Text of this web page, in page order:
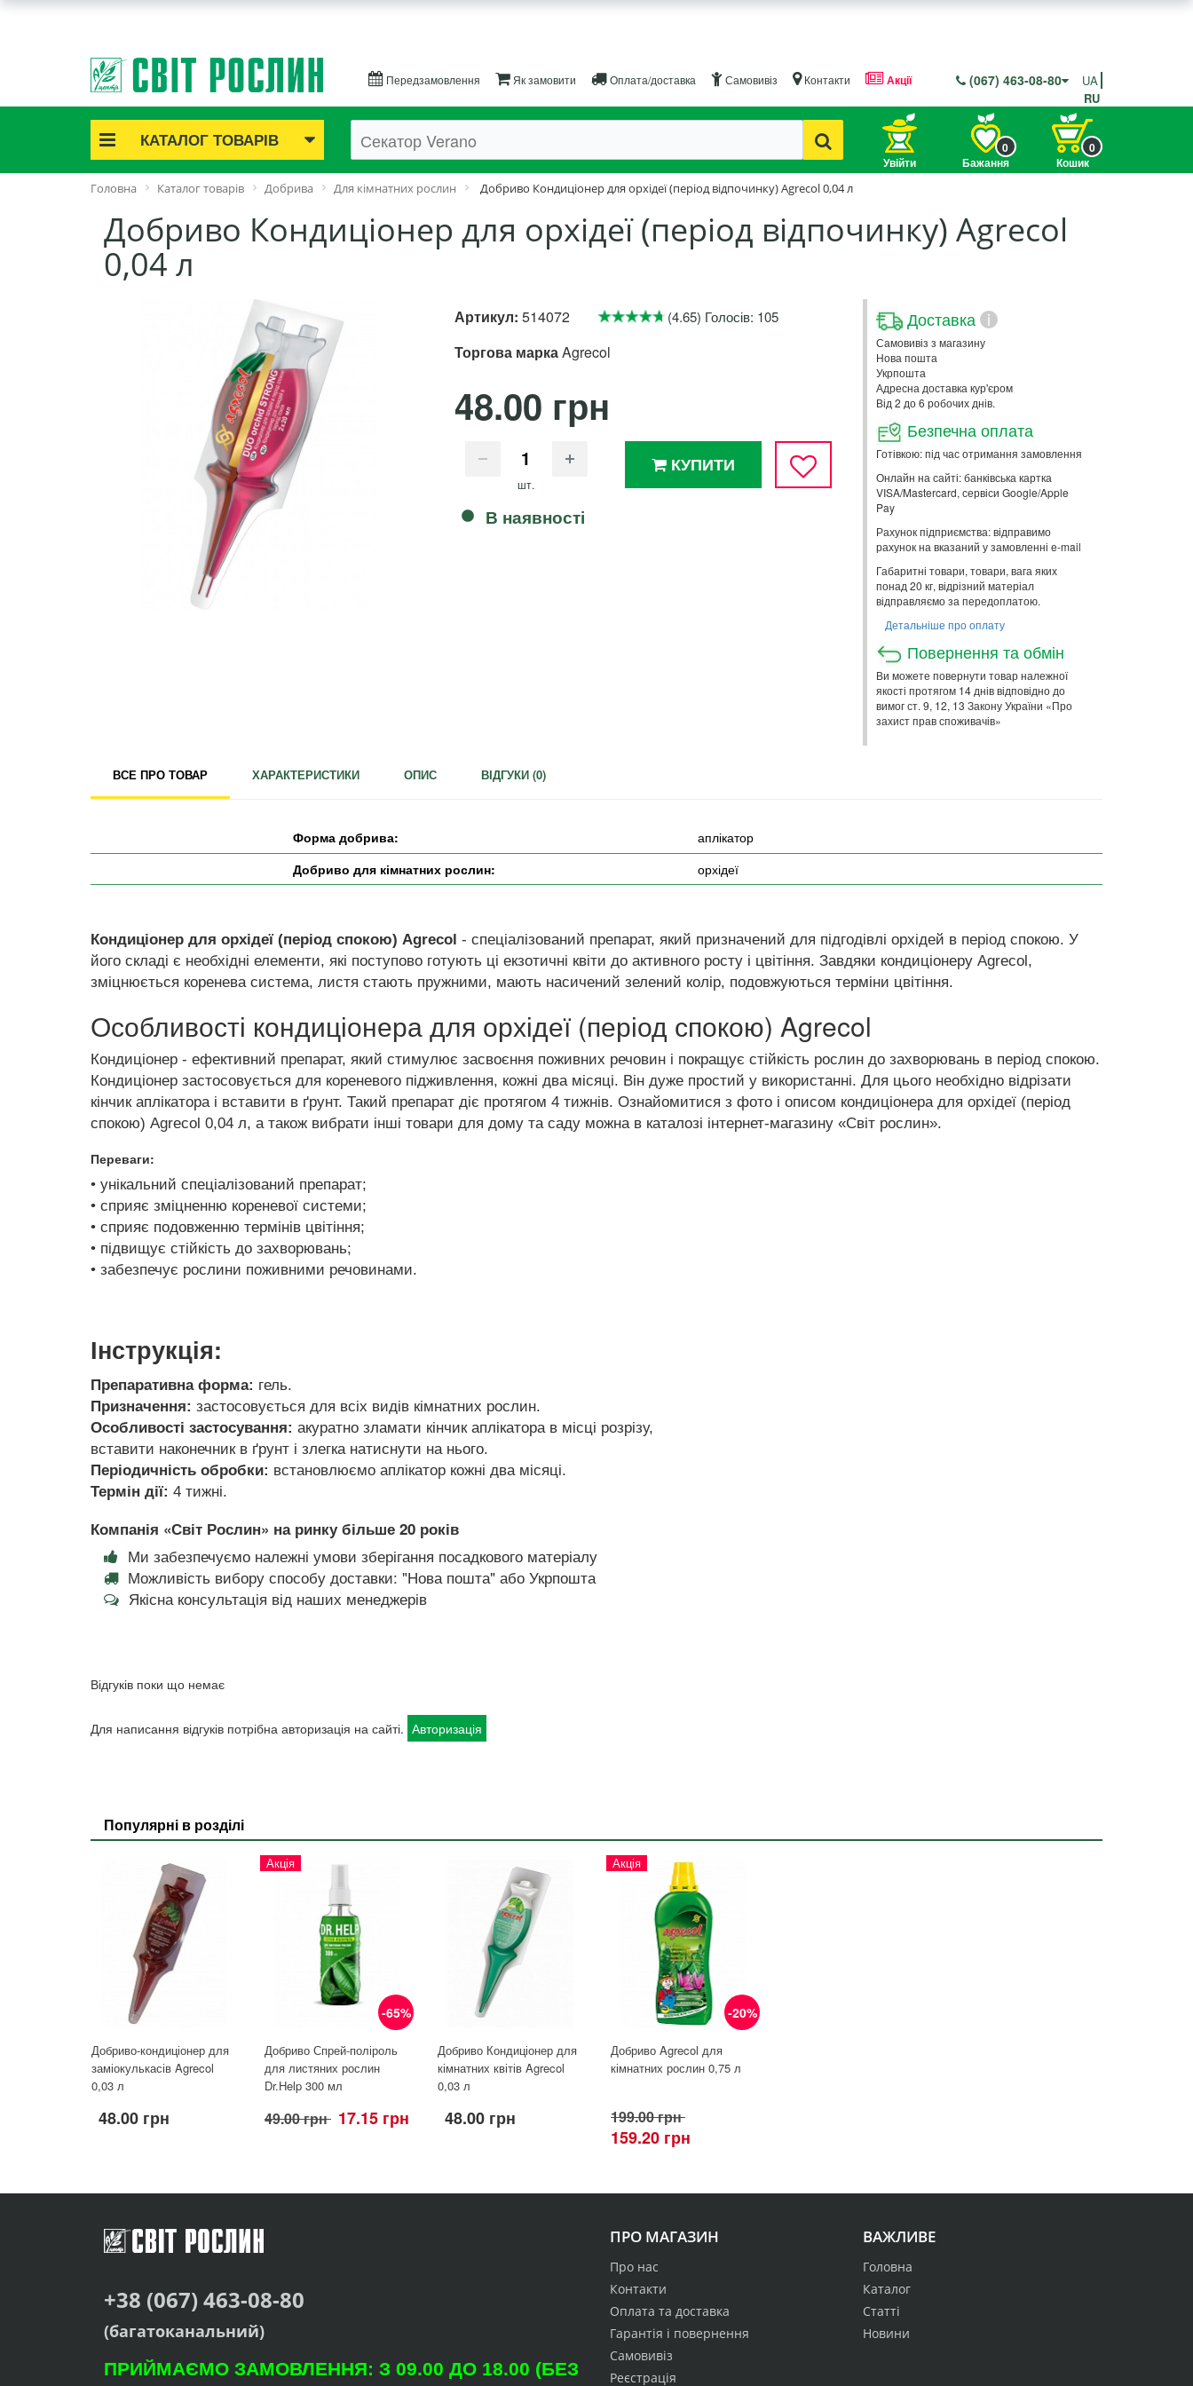
Передзамовлення Як замовити Оплата/доставка Самовивіз Контакти Акції (067) 463-08-80
UA
RU
КАТАЛОГ ТОВАРІВ
Акційні товари
Cаджанці троянд
Саджанці плодово-ягідні
Цибуля та часник
Засоби захисту рослин
Для кімнатних рослин
Для ландшафтного дизайну
Інструменти та інвентар
Товари для дому
Увійти Бажання
0
Кошик
0
Головна Каталог товарів Добрива Для кімнатних рослин Добриво Кондиціонер для орхідеї (період відпочинку) Agrecol 0,04 л
Добриво Кондиціонер для орхідеї (період відпочинку) Agrecol
0,04 л
Артикул: 514072 (4.65) Голосів: 105
Торгова маркаAgrecol
48.00 грн
шт.
КУПИТИ
В наявності
Доставка i
Самовивіз з магазину
Нова пошта
Укрпошта
Адресна доставка кур'єром
Від 2 до 6 робочих днів.
Безпечна оплата
Готівкою: під час отримання замовлення
Онлайн на сайті: банківська картка
VISA/Mastercard, сервіси Google/Apple
Pay
Рахунок підприємства: відправимо
рахунок на вказаний у замовленні e-mail
Габаритні товари, товари, вага яких
понад 20 кг, відрізний матеріал
відправляємо за передоплатою.
Детальніше про оплату
Повернення та обмін
Ви можете повернути товар належної
якості протягом 14 днів відповідно до
вимог ст. 9, 12, 13 Закону України «Про
захист прав споживачів»
ВСЕ ПРО ТОВАР ХАРАКТЕРИСТИКИ ОПИС ВІДГУКИ (0)
Форма добрива:
аплікатор
Добриво для кімнатних рослин:
орхідеї
Кондиціонер для орхідеї (період спокою) Agrecol - спеціалізований препарат, який призначений для підгодівлі орхідей в період спокою. У
його складі є необхідні елементи, які поступово готують ці екзотичні квіти до активного росту і цвітіння. Завдяки кондиціонеру Agrecol,
зміцнюється коренева система, листя стають пружними, мають насичений зелений колір, подовжуються терміни цвітіння.
Особливості кондиціонера для орхідеї (період спокою) Agrecol
Кондиціонер - ефективний препарат, який стимулює засвоєння поживних речовин і покращує стійкість рослин до захворювань в період спокою.
Кондиціонер застосовується для кореневого підживлення, кожні два місяці. Він дуже простий у використанні. Для цього необхідно відрізати
кінчик аплікатора і вставити в ґрунт. Такий препарат діє протягом 4 тижнів. Ознайомитися з фото і описом кондиціонера для орхідеї (період
спокою) Agrecol 0,04 л, а також вибрати інші товари для дому та саду можна в каталозі інтернет-магазину «Світ рослин».
Переваги:
• унікальний спеціалізований препарат;
• сприяє зміцненню кореневої системи;
• сприяє подовженню термінів цвітіння;
• підвищує стійкість до захворювань;
• забезпечує рослини поживними речовинами.
Інструкція:
Препаративна форма: гель.
Призначення: застосовується для всіх видів кімнатних рослин.
Особливості застосування: акуратно зламати кінчик аплікатора в місці розрізу,
вставити наконечник в ґрунт і злегка натиснути на нього.
Періодичність обробки: встановлюємо аплікатор кожні два місяці.
Термін дії: 4 тижні.
Компанія «Світ Рослин» на ринку більше 20 років
Ми забезпечуємо належні умови зберігання посадкового матеріалу
Можливість вибору способу доставки: "Нова пошта" або Укрпошта
Якісна консультація від наших менеджерів
Відгуків поки що немає
Для написання відгуків потрібна авторизація на сайті. Авторизація
Популярні в розділі
Добриво-кондиціонер для
заміокулькасів Agrecol
0,03 л
48.00 грн
-65%
Акція
Добриво Спрей-поліроль
для листяних рослин
Dr.Help 300 мл
49.00 грн 17.15 грн
Добриво Кондиціонер для
кімнатних квітів Agrecol
0,03 л
48.00 грн
-20%
Акція
Добриво Agrecol для
кімнатних рослин 0,75 л
199.00 грн
159.20 грн
ПРО МАГАЗИН
Про нас
Контакти
Оплата та доставка
Гарантія і повернення
Самовивіз
Реєстрація
ВАЖЛИВЕ
Головна
Каталог
Статті
Новини
+38 (067) 463-08-80
(багатоканальний)
ПРИЙМАЄМО ЗАМОВЛЕННЯ: З 09.00 ДО 18.00 (БЕЗ